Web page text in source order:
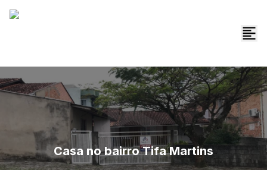
Casa no bairro Tifa Martins